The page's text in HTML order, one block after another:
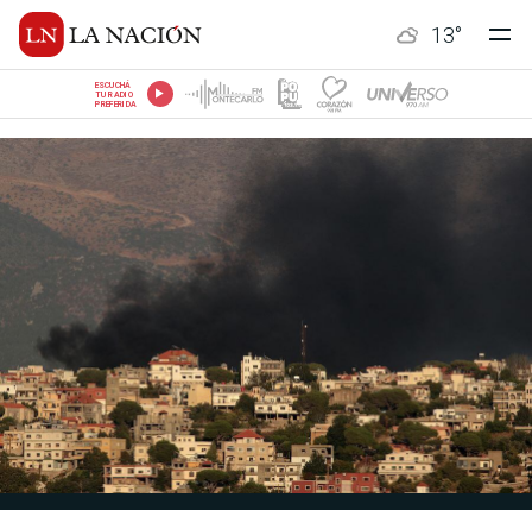
13°
ESCUCHÁ
TU RADIO
PREFERIDA